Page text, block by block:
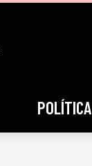
POLÍTICA